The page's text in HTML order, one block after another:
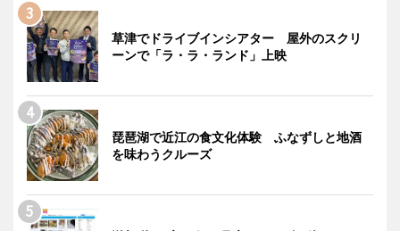
草津でドライブインシアター 屋外のスクリ
ーンで「ラ・ラ・ランド」上映
琵琶湖で近江の食文化体験 ふなずしと地酒
を味わうクルーズ